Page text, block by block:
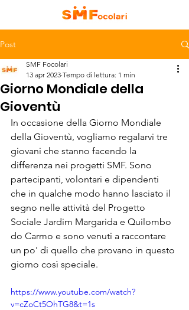
Post
Giorno Mondiale della
Gioventù
SMF Focolari
13 apr 2023 Tempo di lettura: 1 min
In occasione della Giorno Mondiale
della Gioventù, vogliamo regalarvi tre
giovani che stanno facendo la
differenza nei progetti SMF. Sono
partecipanti, volontari e dipendenti
che in qualche modo hanno lasciato il
segno nelle attività del Progetto
Sociale Jardim Margarida e Quilombo
do Carmo e sono venuti a raccontare
un po' di quello che provano in questo
giorno così speciale.
https://www.youtube.com/watch?
v=cZoCt5OhTG8&t=1s